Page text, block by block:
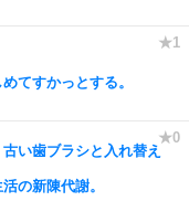
てすかっとする。
い歯ブラシと入れ替え
の新陳代謝。